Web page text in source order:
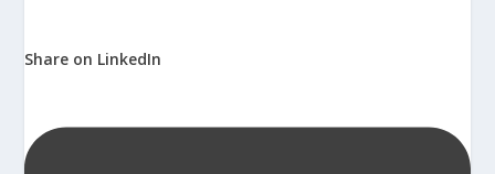
Share on LinkedIn